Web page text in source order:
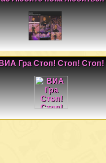
ВИА Гра Стоп! Стоп! Стоп!